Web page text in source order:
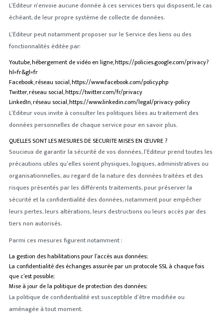
L’Éditeur n’envoie aucune donnée à ces services tiers qui disposent, le cas
échéant, de leur propre système de collecte de données.
L’Éditeur peut notamment proposer sur le Service des liens ou des
fonctionnalités éditée par:
Youtube, hébergement de vidéo en ligne, https://policies.google.com/privacy?
hl=fr&gl=fr
Facebook, réseau social, https://www.facebook.com/policy.php
Twitter, réseau social, https://twitter.com/fr/privacy
LinkedIn, réseau social, https://www.linkedin.com/legal/privacy-policy
L’Éditeur vous invite à consulter les politiques liées au traitement des
données personnelles de chaque service pour en savoir plus.
QUELLES SONT LES MESURES DE SECURITE MISES EN ŒUVRE ?
Soucieux de garantir la sécurité de vos données, l’Éditeur prend toutes les
précautions utiles qu’elles soient physiques, logiques, administratives ou
organisationnelles, au regard de la nature des données traitées et des
risques présentés par les différents traitements, pour préserver la
sécurité et la confidentialité des données, notamment pour empêcher
leurs pertes, leurs altérations, leurs destructions ou leurs accès par des
tiers non autorisés.
Parmi ces mesures figurent notamment :
La gestion des habilitations pour l’accès aux données;
La confidentialité des échanges assurée par un protocole SSL à chaque fois
que c’est possible;
Mise à jour de la politique de protection des données;
La politique de confidentialité est susceptible d’être modifiée ou
aménagée à tout moment.